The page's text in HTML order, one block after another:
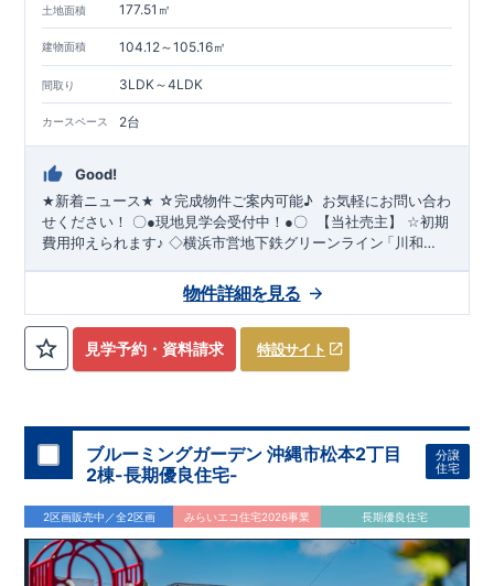
ざいます。もちろん、定期点検以外でも万一不具合が発生した
際は対応いたします。
土地面積 177.51㎡
建物面積 104.12～105.16㎡
間取り 3LDK～4LDK
カースペース 2台
Good!
★新着ニュース★ ☆完成物件ご案内可能♪
せください！ 〇●現地見学会受付中！ ●〇 【当社売主】 ☆初期
費用抑えられます♪ ◇横浜市営地下鉄グリーンライン「川和
◇教育施設が徒歩圏内です♪ ★☆ 当社自慢の魅力溢れる
暮らしやすく長く愛される安心住まい
勝手の良い多彩な間取り◇ ・開放感を演出するスタイリッシュ
な【勾配天井・吹き抜け】 ・ LDKにちょっとしたおしゃれ感
を【折上天井】 ◇実際に生活した時に便利◇ ・ちょっとした
い乾燥機】・忙しい朝でも広々使えます！【オープンサニタリ
ー】
≪ ブルーミングガーデンのこだわり ≫←各タイトルをク
!! ■住宅性能評価ダブル取 ・『設計』住宅性能評価 ‥‥
『建設』住宅性能評価‥‥評価を受けた図面通りに施工されてい
るか、建設までに計4回チェックが行われます。 ・図面や書類
上だけでなく、「現場の施工状況」を検査した上で、品質を保
証しております。
全棟自社一 ・誰が何をやったかが明
見学予約・資料請求 特設サイト
物件詳細を見る
ブルーミングガーデン 沖縄市松本2丁目
2棟-長期優良住宅-
分譲
住宅
2区画販売中／全2区画 みらいエコ住宅2026事業 長期優良住宅